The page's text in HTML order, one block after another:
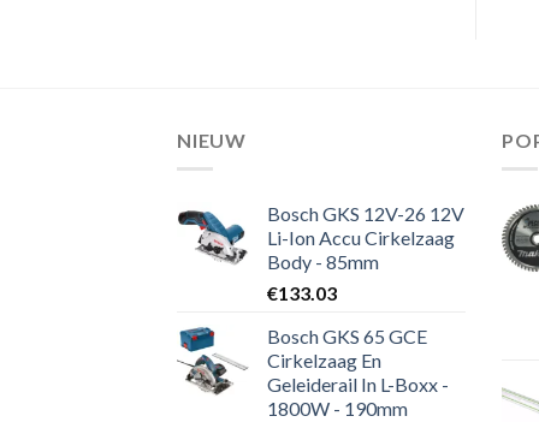
NIEUW
Bosch GKS 12V-26 12V
Li-Ion Accu Cirkelzaag
Body - 85mm
€133.03
Bosch GKS 65 GCE
Cirkelzaag En
Geleiderail In L-Boxx -
1800W - 190mm